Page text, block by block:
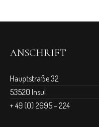
ANSCHRIFT
Hauptstraße 32
53520 Insul
+ 49 (0) 2695 – 224